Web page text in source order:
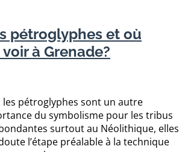
pétroglyphes et où
à Grenade?
les pétroglyphes sont un autre
du symbolisme pour les tribus
surtout au Néolithique, elles
l’étape préalable à la technique